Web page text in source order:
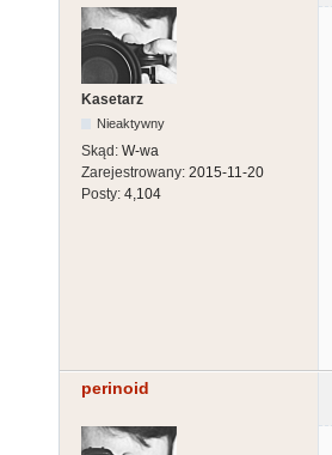
Kasetarz
Nieaktywny
Skąd: W-wa
Zarejestrowany: 2015-11-20
Posty: 4,104
perinoid